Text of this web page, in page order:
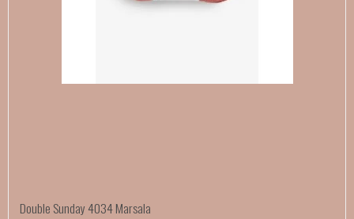
Double Sunday 4034 Marsala